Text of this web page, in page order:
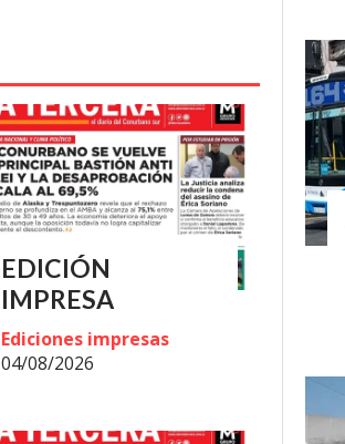
EDICIÓN
IMPRESA
Ediciones impresas
04/08/2026